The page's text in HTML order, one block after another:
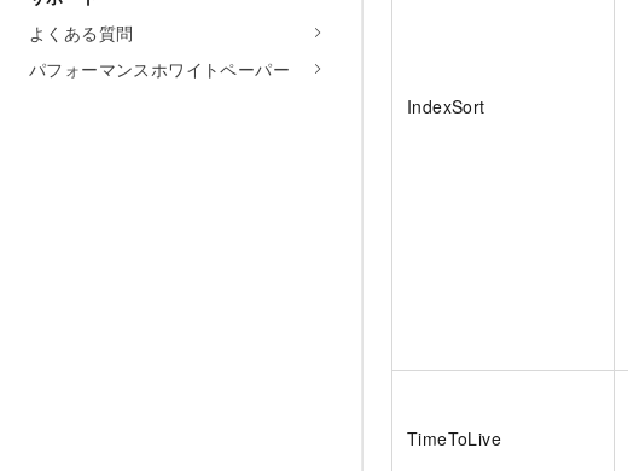
よくある質問
パフォーマンスホワイトペーパー
IndexSort
TimeToLive